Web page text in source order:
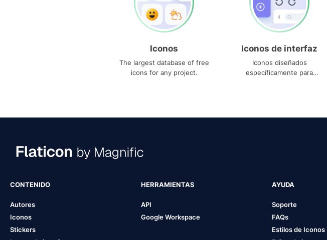
Iconos
The largest database of free
icons for any project.
Iconos de interfaz
Iconos diseñados
específicamente para
CONTENIDO
Autores
Iconos
Stickers
HERRAMIENTAS
API
Google Workspace
AYUDA
Soporte
FAQs
Estilos de Iconos